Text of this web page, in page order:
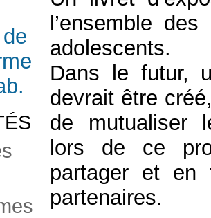
l’ensemble
adolescents.
Dans le futur,
devrait être
de mutualiser
lors de ce
partager et en
partenaires.